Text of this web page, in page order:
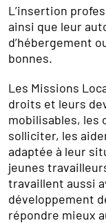
L’insertion
ainsi que leur
d’hébergement
bonnes.
Les Missions
droits et leurs
mobilisables, les
solliciter, les
adaptée à leur
jeunes
travaillent aussi
développement
répondre mieux